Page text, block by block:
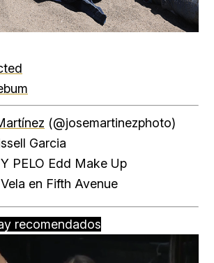
(@josemartinezphoto)
Garcia
PELO Edd Make Up
en Fifth Avenue
recomendados